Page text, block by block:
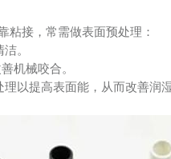
粘接，常需做表面预处理：
。
机械咬合。
以提高表面能，从而改善润